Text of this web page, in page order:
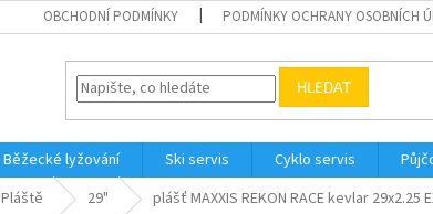
OBCHODNÍ PODMÍNKY PODMÍNKY OCHRANY OSOBNÍCH
HLEDAT
Běžecké lyžování Ski servis Cyklo servis
Pláště 29" plášť MAXXIS REKON RACE kevlar 29x2.25